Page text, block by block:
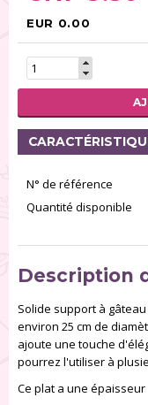
Bordures à
Outils pour pâte
Presses à
EUR 0.00
N° de référence
Quantité disponible
Description
Solide support à
environ 25 cm de
ajoute une touche
pourrez l'utiliser à
Ce plat a une épaisseur